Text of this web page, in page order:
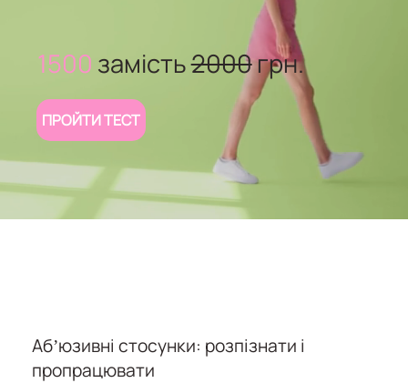
1500 замість2000грн.
ПРОЙТИ ТЕСТ
Абʼюзивні стосунки: розпізнати і
пропрацювати